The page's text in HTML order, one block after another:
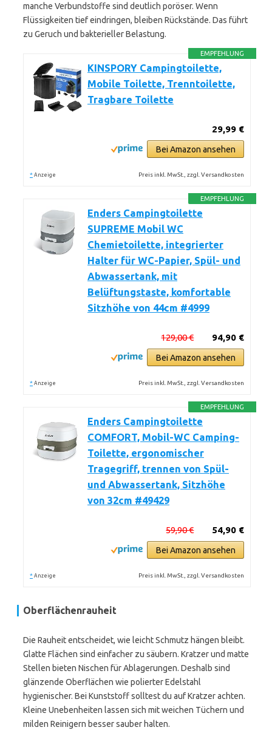
manche Verbundstoffe sind deutlich poröser. Wenn
Flüssigkeiten tief eindringen, bleiben Rückstände. Das führt
zu Geruch und bakterieller Belastung.
EMPFEHLUNG
KINSPORY Campingtoilette,
Mobile Toilette, Trenntoilette,
Tragbare Toilette
29,99 €
Bei Amazon ansehen
* Anzeige Preis inkl. MwSt., zzgl. Versandkosten
EMPFEHLUNG
Enders Campingtoilette
SUPREME Mobil WC
Chemietoilette, integrierter
Halter für WC-Papier, Spül- und
Abwassertank, mit
Belüftungstaste, komfortable
Sitzhöhe von 44cm #4999
94,90 €
129,00 €
Bei Amazon ansehen
* Anzeige Preis inkl. MwSt., zzgl. Versandkosten
EMPFEHLUNG
Enders Campingtoilette
COMFORT, Mobil-WC Camping-
Toilette, ergonomischer
Tragegriff, trennen von Spül-
und Abwassertank, Sitzhöhe
von 32cm #49429
54,90 €
59,90 €
Bei Amazon ansehen
* Anzeige Preis inkl. MwSt., zzgl. Versandkosten
Oberflächenrauheit
Die Rauheit entscheidet, wie leicht Schmutz hängen bleibt.
Glatte Flächen sind einfacher zu säubern. Kratzer und matte
Stellen bieten Nischen für Ablagerungen. Deshalb sind
glänzende Oberflächen wie polierter Edelstahl
hygienischer. Bei Kunststoff solltest du auf Kratzer achten.
Kleine Unebenheiten lassen sich mit weichen Tüchern und
milden Reinigern besser sauber halten.